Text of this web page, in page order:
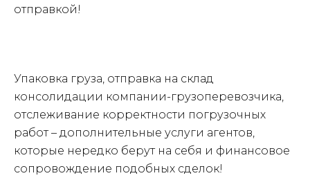
отправкой!
Упаковка груза, отправка на склад
консолидации компании-грузоперевозчика,
отслеживание корректности погрузочных
работ – дополнительные услуги агентов,
которые нередко берут на себя и финансовое
сопровождение подобных сделок!